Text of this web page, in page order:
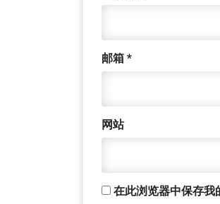
邮箱 *
网站
在此浏览器中保存我